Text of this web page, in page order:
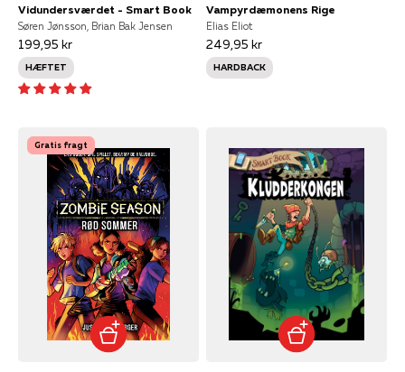
Vidundersværdet - Smart Book
Søren Jønsson, Brian Bak Jensen
199,95 kr
HÆFTET
Vampyrdæmonens Rige
Elias Eliot
249,95 kr
HARDBACK
Gratis fragt